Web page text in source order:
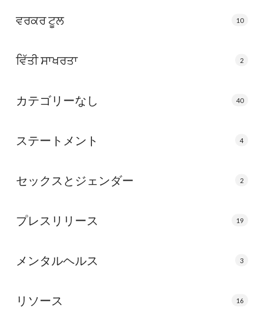
ਵਰਕਰ ਟੂਲ 10
ਵਿੱਤੀ ਸਾਖਰਤਾ 2
カテゴリーなし 40
ステートメント 4
セックスとジェンダー 2
プレスリリース 19
メンタルヘルス 3
リソース 16